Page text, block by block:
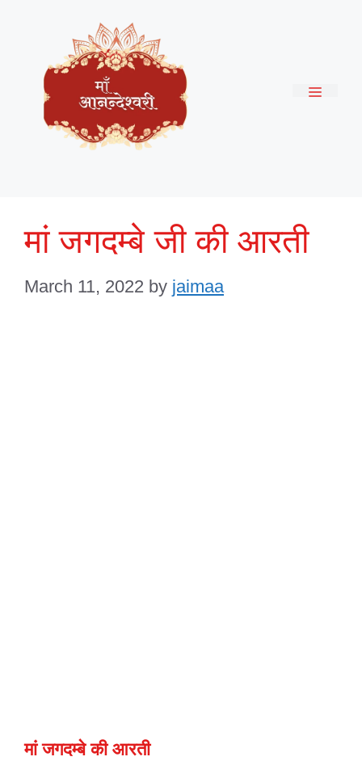
content
मां जगदम्बे जी की आरती
March 11, 2022 by jaimaa
मां जगदम्बे की आरती